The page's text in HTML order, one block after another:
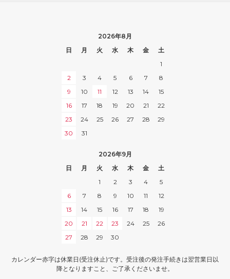
2026年8月
日
月 火 水 木 金
土
1
2
3 4 5 6 7
8
9
10 11 12 13 14
15
16
17 18 19 20 21
22
23
24 25 26 27 28
29
30
31
2026年9月
日
月 火 水 木 金
土
1
2 3 4
5
6
7 8 9 10 11
12
13
14 15 16 17 18
19
20
21 22 23 24 25
26
27
28 29 30
カレンダー赤字は休業日(受注休止)です。受注後の発注手続きは翌営業日以
降となりますこと、ご了承くださいませ。